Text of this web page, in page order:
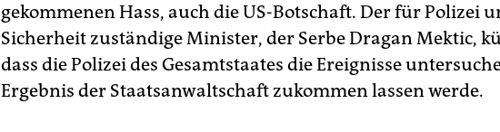
gekommenen Hass, auch die US-Botschaft. Der für Polizei
Sicherheit zuständige Minister, der Serbe Dragan Mektic,
dass die Polizei des Gesamtstaates die Ereignisse
Ergebnis der Staatsanwaltschaft zukommen lassen werde.